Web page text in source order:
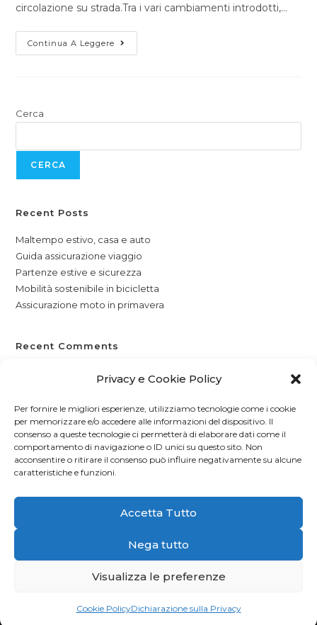
Privacy e Cookie Policy
Per fornire le migliori esperienze, utilizziamo tecnologie come i cookie
per memorizzare e/o accedere alle informazioni del dispositivo. Il
consenso a queste tecnologie ci permetterà di elaborare dati come il
comportamento di navigazione o ID unici su questo sito. Non
acconsentire o ritirare il consenso può influire negativamente su alcune
caratteristiche e funzioni.
Accetta Tutto
Nega tutto
Visualizza le preferenze
Cookie PolicyDichiarazione sulla Privacy
circolazione su strada.Tra i vari cambiamenti introdotti,…
Continua A Leggere
Cerca
CERCA
Recent Posts
Maltempo estivo, casa e auto
Guida assicurazione viaggio
Partenze estive e sicurezza
Mobilità sostenibile in bicicletta
Assicurazione moto in primavera
Recent Comments
Nessun commento da mostrare.
- P.IVA: 04119510164 | Privacy e Cookie Policy | Powered by
Digital Solution